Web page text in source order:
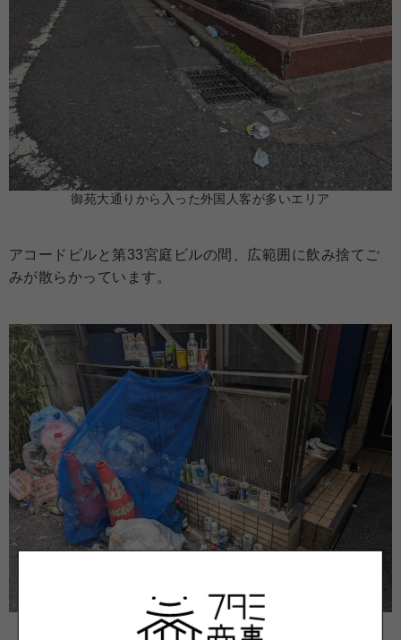
御苑大通りから入った外国人客が多いエリア
アコードビルと第33宮庭ビルの間、広範囲に飲み捨てご
みが散らかっています。
なかなかの密集具合